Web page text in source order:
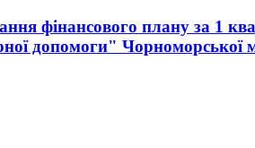
фінансового плану за 1
допомоги" Чорноморської